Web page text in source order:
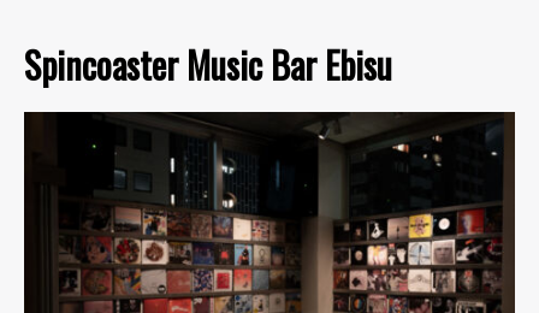
Spincoaster Music Bar Ebisu